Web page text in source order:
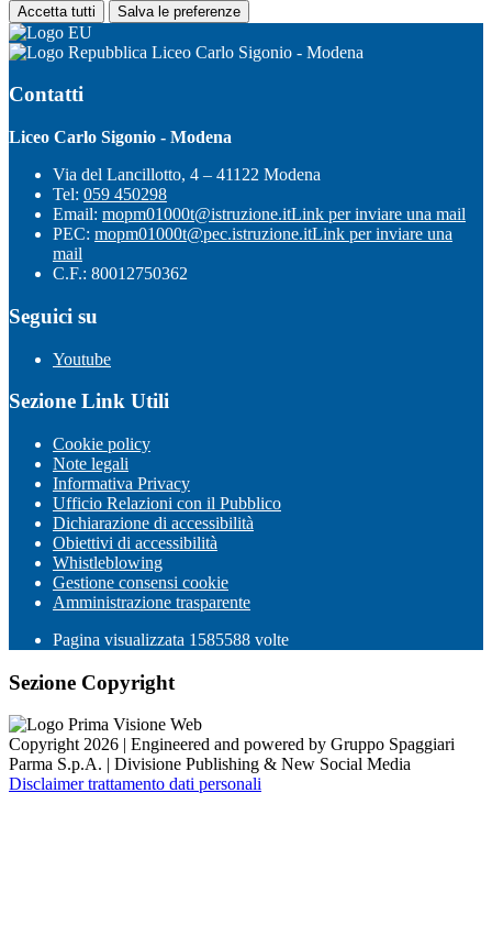
Accetta tutti Salva le preferenze
Liceo Carlo Sigonio - Modena
Contatti
Liceo Carlo Sigonio - Modena
Via del Lancillotto, 4 – 41122 Modena
Tel: 059 450298
Email: mopm01000t@istruzione.itLink per inviare una mail
PEC: mopm01000t@pec.istruzione.itLink per inviare una
mail
C.F.: 80012750362
Seguici su
Youtube
Sezione Link Utili
Cookie policy
Note legali
Informativa Privacy
Ufficio Relazioni con il Pubblico
Dichiarazione di accessibilità
Obiettivi di accessibilità
Whistleblowing
Gestione consensi cookie
Amministrazione trasparente
Pagina visualizzata 1585588 volte
Sezione Copyright
Copyright 2026 | Engineered and powered by Gruppo Spaggiari
Parma S.p.A. | Divisione Publishing & New Social Media
Disclaimer trattamento dati personali